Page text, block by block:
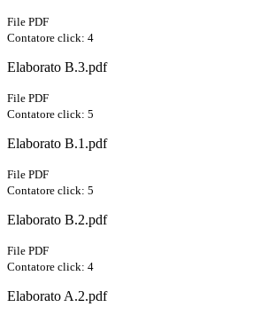
File PDF
Contatore click: 4
Elaborato B.3.pdf
File PDF
Contatore click: 5
Elaborato B.1.pdf
File PDF
Contatore click: 5
Elaborato B.2.pdf
File PDF
Contatore click: 4
Elaborato A.2.pdf